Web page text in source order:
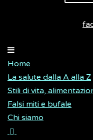
Home
La salute dalla A alla Z
Stili di vita,
Falsi miti e bufale
Chi siamo